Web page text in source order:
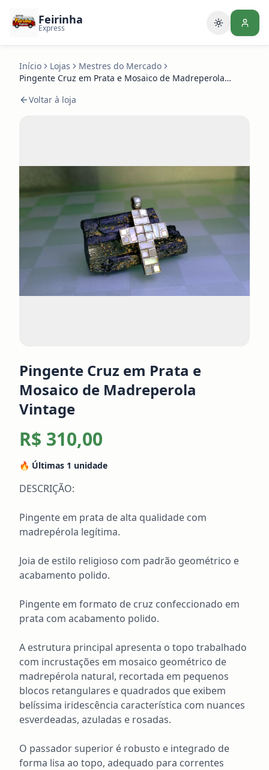
Feirinha
Express Alternar
Início Lojas
Mestres do Mercado
Pingente Cruz em Prata e Mosaico de Madreperola
Voltar à loja
Pingente Cruz em Prata e
Mosaico de Madreperola
Vintage
R$ 310,00
🔥 Últimas 1 unidade
DESCRIÇÃO:
Pingente em prata de alta qualidade com
madrepérola legítima.
Joia de estilo religioso com padrão geométrico e
acabamento polido.
Pingente em formato de cruz confeccionado em
prata com acabamento polido.
A estrutura principal apresenta o topo trabalhado
com incrustações em mosaico geométrico de
madrepérola natural, recortada em pequenos
blocos retangulares e quadrados que exibem
belíssima iridescência característica com nuances
esverdeadas, azuladas e rosadas.
O passador superior é robusto e integrado de
forma lisa ao topo, adequado para correntes